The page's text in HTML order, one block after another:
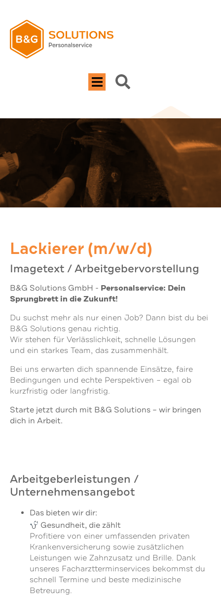
Lackierer (m/w/d)
Imagetext / Arbeitgebervorstellung
B&G Solutions GmbH - Personalservice: Dein
Sprungbrett in die Zukunft!
Du suchst mehr als nur einen Job? Dann bist du bei
B&G Solutions genau richtig.
Wir stehen für Verlässlichkeit, schnelle Lösungen
und ein starkes Team, das zusammenhält.
Bei uns erwarten dich spannende Einsätze, faire
Bedingungen und echte Perspektiven – egal ob
kurzfristig oder langfristig.
Starte jetzt durch mit B&G Solutions – wir bringen
dich in Arbeit.
Arbeitgeberleistungen /
Unternehmensangebot
Das bieten wir dir:
Gesundheit, die zählt
Profitiere von einer umfassenden privaten
Krankenversicherung sowie zusätzlichen
Leistungen wie Zahnzusatz und Brille. Dank
unseres Facharztterminservices bekommst du
schnell Termine und beste medizinische
Betreuung.